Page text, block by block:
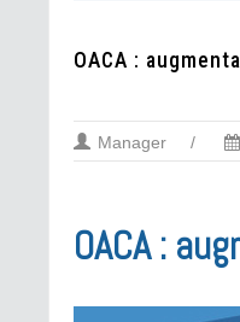
OACA :
Manager /
OACA :